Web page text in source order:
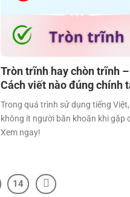
Tròn trĩnh hay chòn trĩnh –
Cách viết nào đúng chính
Trong quá trình sử dụng tiếng Việt,
không ít người băn khoăn khi gặp
Xem ngay!
14